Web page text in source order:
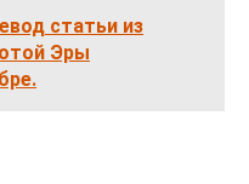
статьи из
Эры